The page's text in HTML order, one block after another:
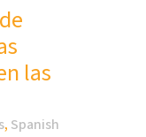
las
, Spanish